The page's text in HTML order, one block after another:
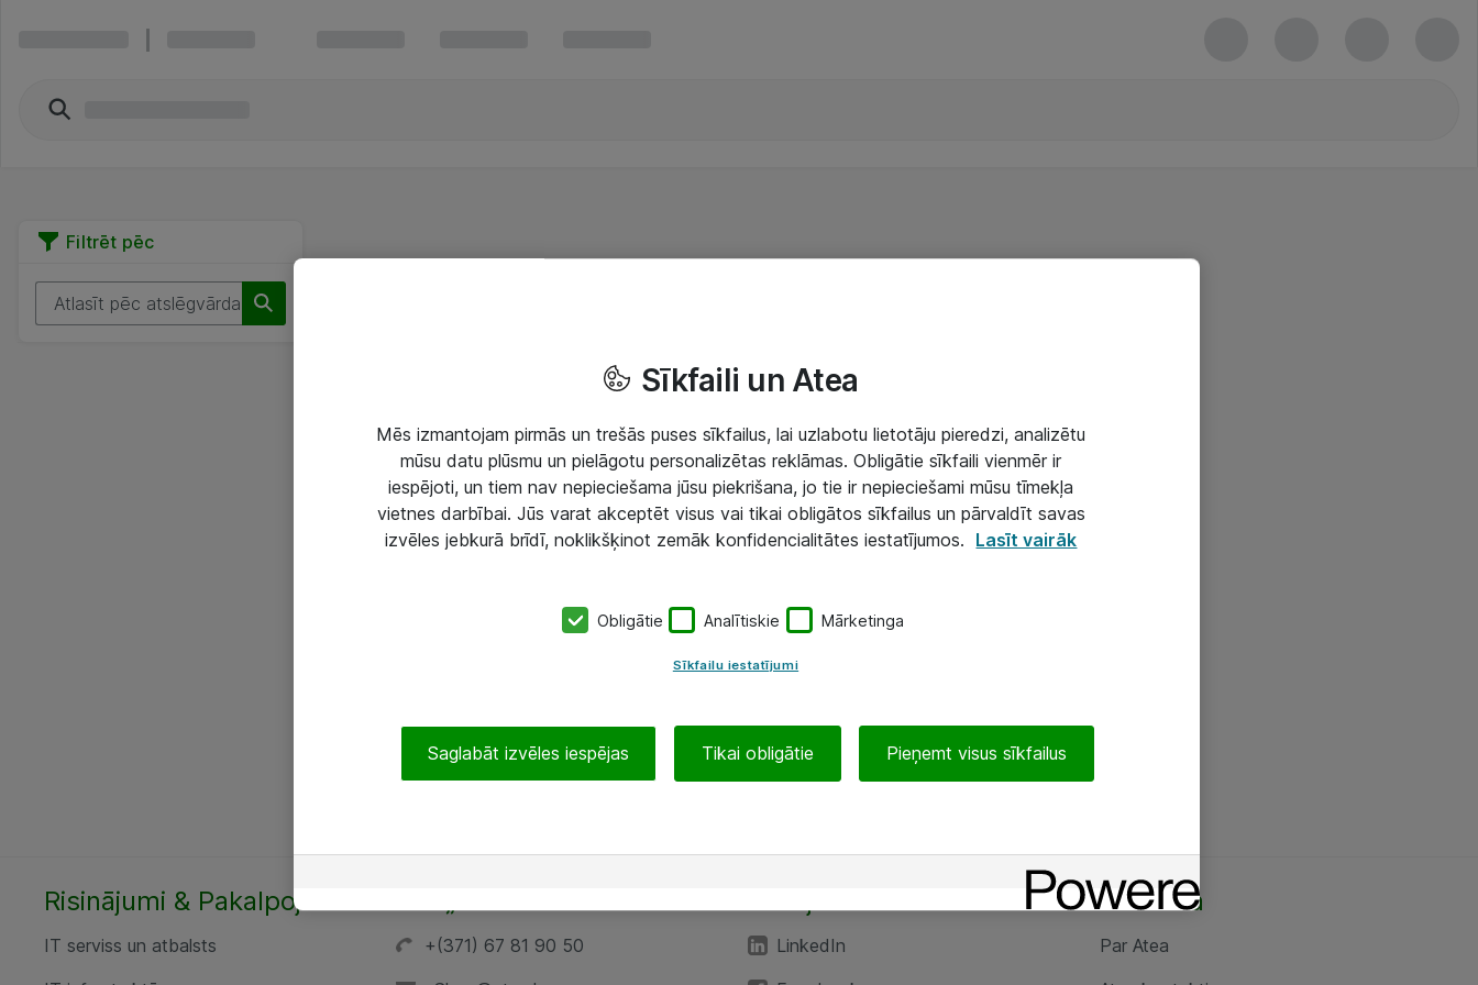
Filtrēt pēc
Risinājumi & Pakalpojumi
IT serviss un atbalsts
+(371) 67 81 90 50
LinkedIn
Par Atea
Par Atea
Sīkfaili un Atea
Mēs izmantojam pirmās un trešās puses sīkfailus, lai uzlabotu lietotāju pieredzi, analizētu
mūsu datu plūsmu un pielāgotu personalizētas reklāmas. Obligātie sīkfaili vienmēr ir
iespējoti, un tiem nav nepieciešama jūsu piekrišana, jo tie ir nepieciešami mūsu tīmekļa
vietnes darbībai. Jūs varat akceptēt visus vai tikai obligātos sīkfailus un pārvaldīt savas
izvēles jebkurā brīdī, noklikšķinot zemāk konfidencialitātes iestatījumos. Lasīt vairāk
Obligātie Analītiskie Mārketinga
Sīkfailu iestatījumi
Saglabāt izvēles iespējas Tikai obligātie Pieņemt visus sīkfailus